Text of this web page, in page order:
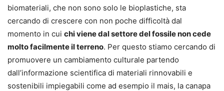
biomateriali, che non sono solo le bioplastiche, sta
cercando di crescere con non poche difficoltà dal
momento in cui chi viene dal settore del fossile non cede
molto facilmente il terreno. Per questo stiamo cercando di
promuovere un cambiamento culturale partendo
dall’informazione scientifica di materiali rinnovabili e
sostenibili impiegabili come ad esempio il mais, la canapa